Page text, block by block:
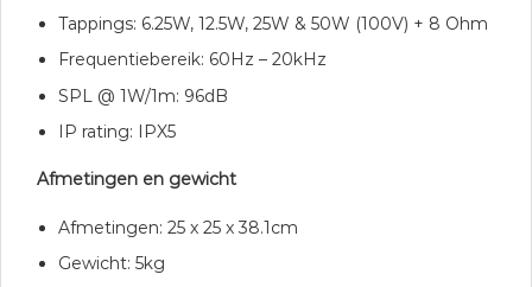
Tappings: 6.25W, 12.5W, 25W & 50W (100V) + 8 Ohm
Frequentiebereik: 60Hz – 20kHz
SPL @ 1W/1m: 96dB
IP rating: IPX5
Afmetingen en gewicht
Afmetingen: 25 x 25 x 38.1cm
Gewicht: 5kg